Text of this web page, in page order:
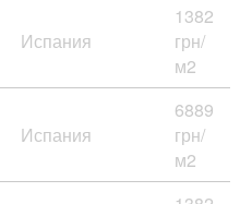
Испания
1382
грн/
м2
Испания
6889
грн/
м2